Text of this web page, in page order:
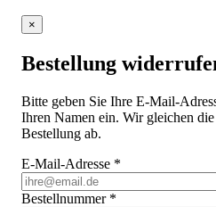
×
Bestellung
Bitte geben Sie Ihre E-Mail-
Ihren Namen ein. Wir gleichen
Bestellung ab.
E-Mail-Adresse *
Bestellnummer *